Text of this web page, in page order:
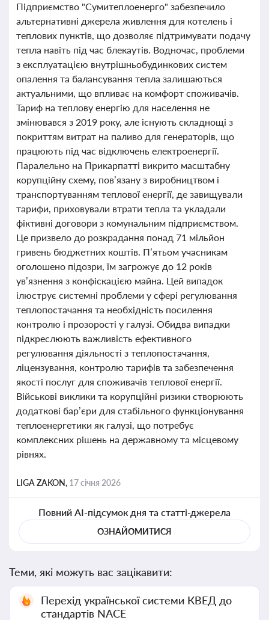
Підприємство "Сумитеплоенерго" забезпечило
альтернативні джерела живлення для котелень і
теплових пунктів, що дозволяє підтримувати подачу
тепла навіть під час блекаутів. Водночас, проблеми
з експлуатацією внутрішньобудинкових систем
опалення та балансування тепла залишаються
актуальними, що впливає на комфорт споживачів.
Тариф на теплову енергію для населення не
змінювався з 2019 року, але існують складнощі з
покриттям витрат на паливо для генераторів, що
працюють під час відключень електроенергії.
Паралельно на Прикарпатті викрито масштабну
корупційну схему, пов’язану з виробництвом і
транспортуванням теплової енергії, де завищували
тарифи, приховували втрати тепла та укладали
фіктивні договори з комунальним підприємством.
Це призвело до розкрадання понад 71 мільйон
гривень бюджетних коштів. П’ятьом учасникам
оголошено підозри, їм загрожує до 12 років
ув’язнення з конфіскацією майна. Цей випадок
ілюструє системні проблеми у сфері регулювання
теплопостачання та необхідність посилення
контролю і прозорості у галузі. Обидва випадки
підкреслюють важливість ефективного
регулювання діяльності з теплопостачання,
ліцензування, контролю тарифів та забезпечення
якості послуг для споживачів теплової енергії.
Військові виклики та корупційні ризики створюють
додаткові бар’єри для стабільного функціонування
теплоенергетики як галузі, що потребує
комплексних рішень на державному та місцевому
рівнях.
LIGA ZAKON, 17 січня 2026
Повний AI-підсумок дня та статті-джерела
ОЗНАЙОМИТИСЯ
Теми, які можуть вас зацікавити:
Перехід української системи КВЕД до
стандартів NACE